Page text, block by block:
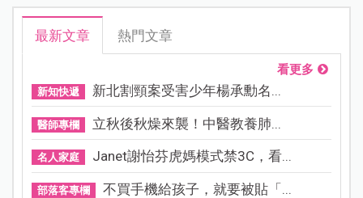
最新文章 熱門文章
看更多
新知快遞 新北割頸案受害少年楊承勳名...
醫師專欄 立秋後秋燥來襲！中醫教養肺...
名人家庭 Janet謝怡芬虎媽模式禁3C，看...
部落客專欄 不買手機給孩子，就要被貼「...